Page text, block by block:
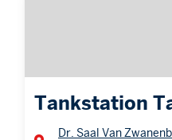
Tankstation
Dr. Saal Van